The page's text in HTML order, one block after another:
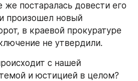
же постаралась довести его
произошел новый
в краевой прокуратуре
не утвердили.
с нашей
и юстицией в целом?